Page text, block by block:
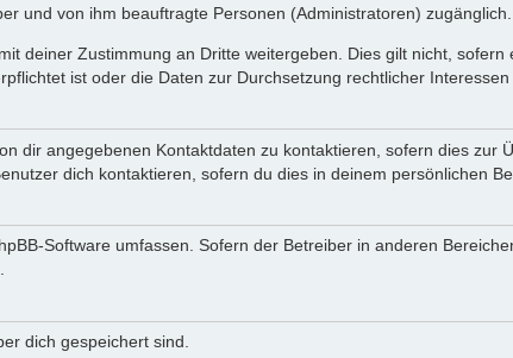
und von ihm beauftragte Personen (Administratoren) zugänglich.
deiner Zustimmung an Dritte weitergeben. Dies gilt nicht,
ist oder die Daten zur Durchsetzung rechtlicher Interessen
dir angegebenen Kontaktdaten zu kontaktieren, sofern dies zur
dich kontaktieren, sofern du dies in deinem persönlichen
Software umfassen. Sofern der Betreiber in anderen
dich gespeichert sind.